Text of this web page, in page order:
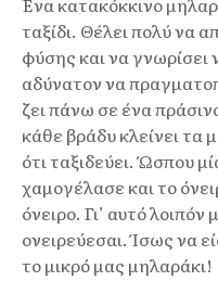
ταξίδι. Θέλει πολύ να
φύσης και να γνωρίσει
αδύνατον να
ζει πάνω σε ένα
κάθε βράδυ κλείνει τα
ότι ταξιδεύει. Ώσπου
χαμογέλασε και το
όνειρο. Γι’ αυτό
ονειρεύεσαι. Ίσως να
το μικρό μας μηλαράκι!